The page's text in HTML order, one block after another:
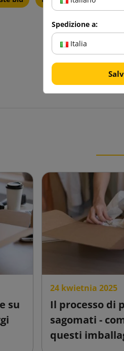
su
24 kwietnia 2025
Il processo di
sagomati -
questi
Spedizione a:
Italia